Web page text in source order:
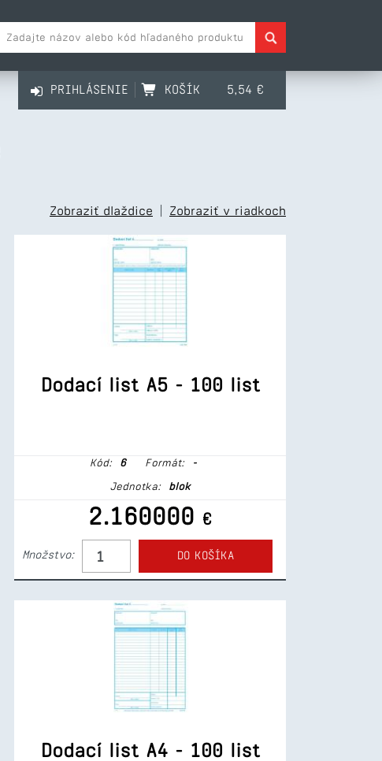
PRIHLÁSENIE KOŠÍK
5,54 €
Zobraziť dlaždice Zobraziť v riadkoch
Dodací list A5 - 100 list
Kód: 6 Formát: -
Jednotka: blok
2.160000 €
Množstvo: DO KOŠÍKA
Dodací list A4 - 100 list